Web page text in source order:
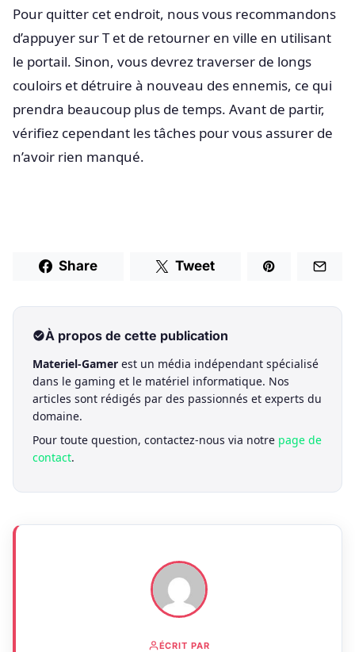
Pour quitter cet endroit, nous vous recommandons
d’appuyer sur T et de retourner en ville en utilisant
le portail. Sinon, vous devrez traverser de longs
couloirs et détruire à nouveau des ennemis, ce qui
prendra beaucoup plus de temps. Avant de partir,
vérifiez cependant les tâches pour vous assurer de
n’avoir rien manqué.
Share Tweet
À propos de cette publication
Materiel-Gamer est un média indépendant spécialisé
dans le gaming et le matériel informatique. Nos
articles sont rédigés par des passionnés et experts du
domaine.
Pour toute question, contactez-nous via notre page de
contact.
ÉCRIT PAR